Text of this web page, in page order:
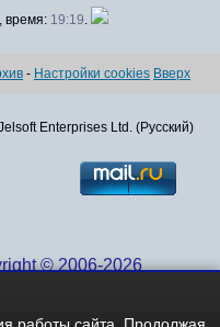
время: 19:19.
- Настройки cookies Вверх
Enterprises Ltd. (Русский)
© 2006-2026
работы сайта. Продолжая